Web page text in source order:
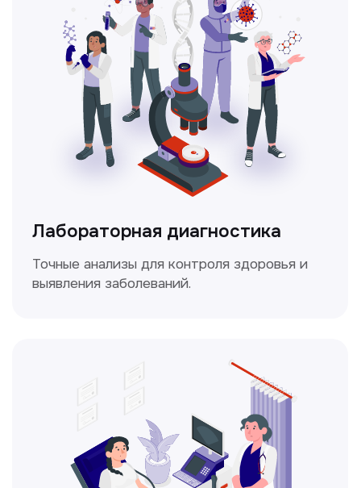
Ультразвуковая диагностика
Безопасный и точный метод для
обследования внутренних органов.
Метод ультразвуковой диагностики,
который используется для оценки
кровотока в сосудах.